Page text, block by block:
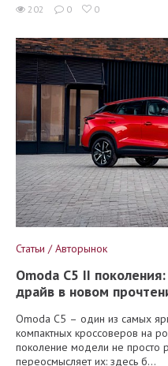
202 0 0
Статьи / Авторынок
Omoda C5 II
драйв в новом
Omoda C5 – один из самых
компактных кроссоверов на
поколение модели не просто
переосмысляет их: здесь б...